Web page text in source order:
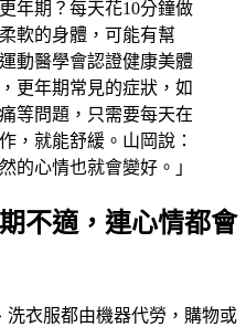
年期？每天花10分鐘做
軟的身體，可能有幫
動醫學會認證健康美體
更年期常見的症狀，如
等問題，只需要每天在
，就能舒緩。山岡說：
的心情也就會變好。」
不適，連心情都會
衣服都由機器代勞，購物或